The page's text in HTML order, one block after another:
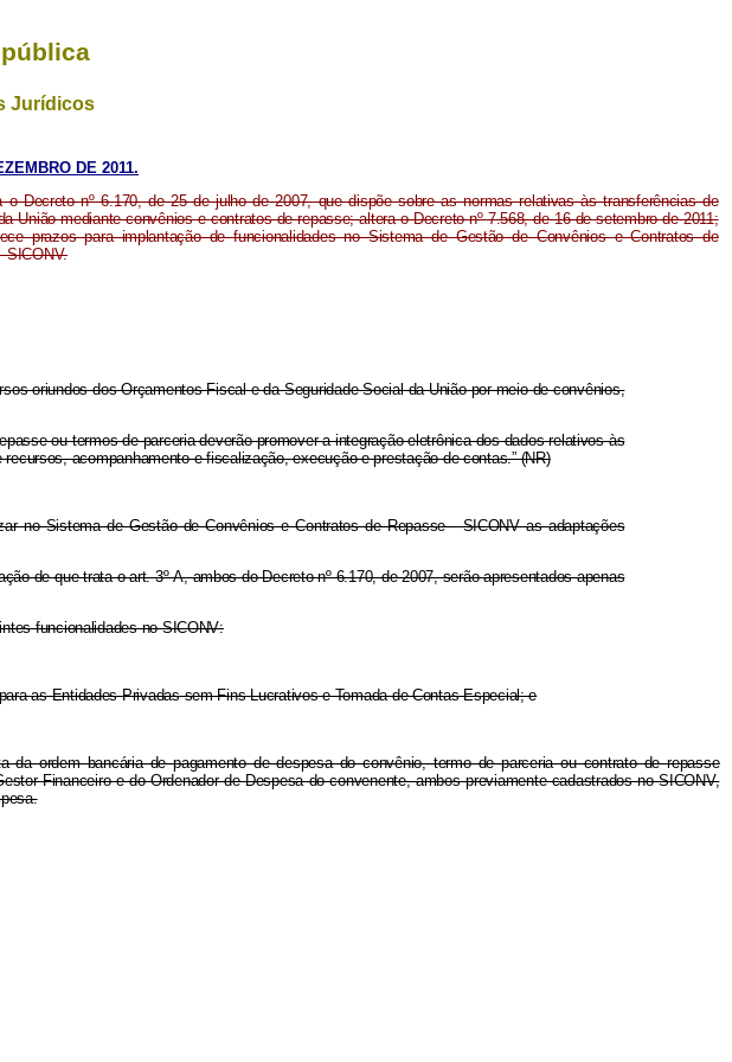
Jurídicos
DE 2011.
o Decreto nº 6.170, de 25 de julho de 2007, que dispõe sobre as normas relativas às transferências de
União mediante convênios e contratos de repasse; altera o Decreto nº 7.568, de 16 de setembro de 2011;
prazos para implantação de funcionalidades no Sistema de Gestão de Convênios e Contratos de
SICONV.
oriundos dos Orçamentos Fiscal e da Seguridade Social da União por meio de convênios,
ou termos de parceria deverão promover a integração eletrônica dos dados relativos às
acompanhamento e fiscalização, execução e prestação de contas.” (NR)
no Sistema de Gestão de Convênios e Contratos de Repasse - SICONV as adaptações
de que trata o art. 3º-A, ambos do Decreto nº 6.170, de 2007, serão apresentados apenas
funcionalidades no SICONV:
as Entidades Privadas sem Fins Lucrativos e Tomada de Contas Especial; e
ordem bancária de pagamento de despesa do convênio, termo de parceria ou contrato de repasse
Financeiro e do Ordenador de Despesa do convenente, ambos previamente cadastrados no SICONV,